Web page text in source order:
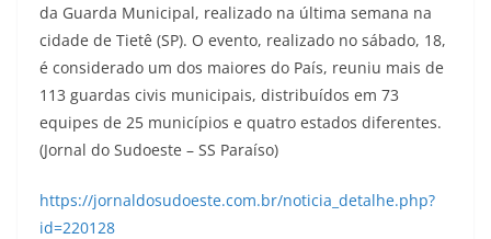
da Guarda Municipal, realizado na última semana na
cidade de Tietê (SP). O evento, realizado no sábado, 18,
é considerado um dos maiores do País, reuniu mais de
113 guardas civis municipais, distribuídos em 73
equipes de 25 municípios e quatro estados diferentes.
(Jornal do Sudoeste – SS Paraíso)
https://jornaldosudoeste.com.br/noticia_detalhe.php?
id=220128